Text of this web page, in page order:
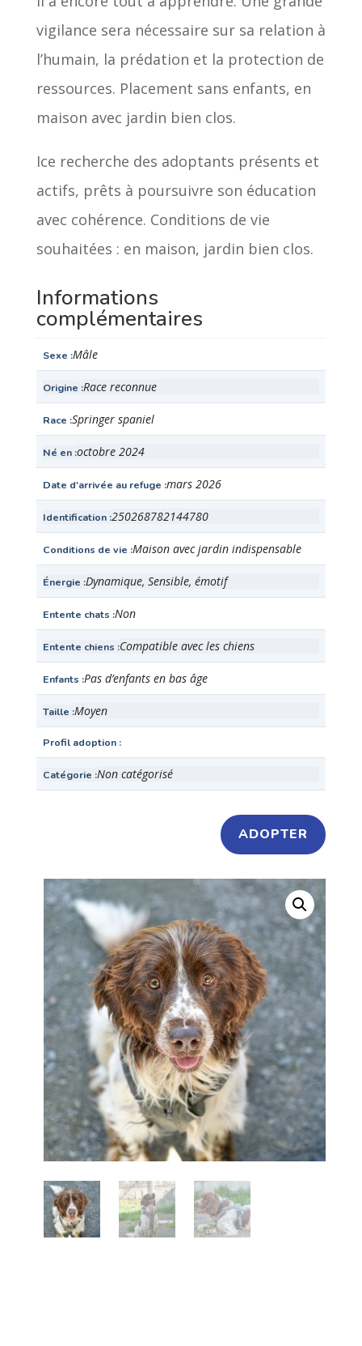
vigilance sera nécessaire sur sa relation à
l’humain, la prédation et la protection de
ressources. Placement sans enfants, en
maison avec jardin bien clos.
Ice recherche des adoptants présents et
actifs, prêts à poursuivre son éducation
avec cohérence. Conditions de vie
souhaitées : en maison, jardin bien clos.
Informations
complémentaires
Sexe Mâle
Origine Race reconnue
Race Springer spaniel
Né en octobre 2024
Date d'arrivée au refuge mars 2026
Identification 250268782144780
Conditions de vie Maison avec jardin indispensable
Énergie Dynamique, Sensible, émotif
Entente chats Non
Entente chiens Compatible avec les chiens
Enfants Pas d’enfants en bas âge
Taille Moyen
Profil adoption
Catégorie Non catégorisé
ADOPTER